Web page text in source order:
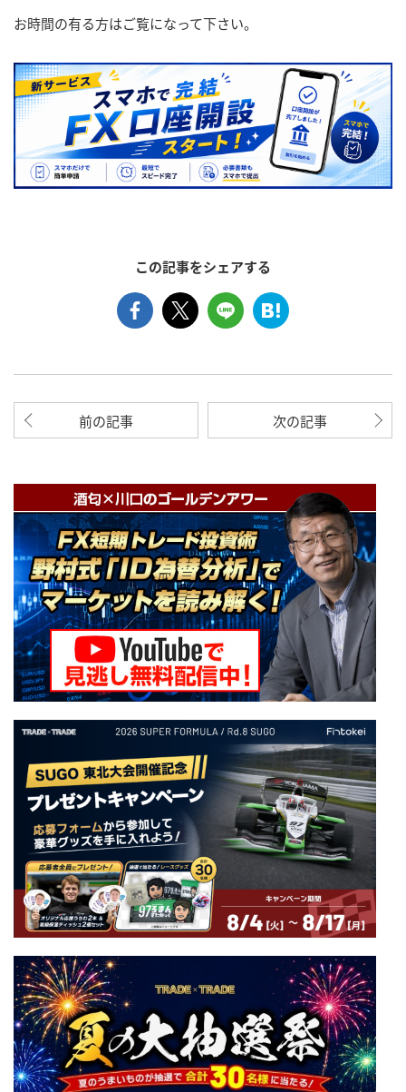
お時間の有る方はご覧になって下さい。
この記事をシェアする
前の記事 次の記事